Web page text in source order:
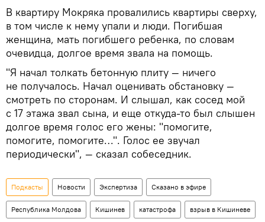
В квартиру Мокряка провалились квартиры сверху,
в том числе к нему упали и люди. Погибшая
женщина, мать погибшего ребенка, по словам
очевидца, долгое время звала на помощь.
"Я начал толкать бетонную плиту — ничего
не получалось. Начал оценивать обстановку —
смотреть по сторонам. И слышал, как сосед мой
с 17 этажа звал сына, и еще откуда-то был слышен
долгое время голос его жены: "помогите,
помогите, помогите…". Голос ее звучал
периодически", — сказал собеседник.
Подкасты Новости Экспертиза Сказано в эфире
Республика Молдова Кишинев катастрофа взрыв в Кишиневе